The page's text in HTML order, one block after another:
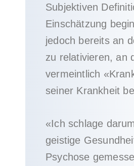
Subjektiven
Einschätzung
jedoch bereits an
zu relativieren, an
vermeintlich
seiner Krankheit
«Ich schlage
geistige
Psychose